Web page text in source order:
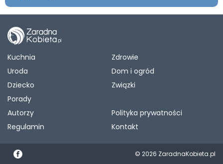
Kuchnia
Zdrowie
Uroda
Dom i ogród
Dziecko
Związki
Porady
Autorzy
Polityka prywatności
Regulamin
Kontakt
© 2026 ZaradnaKobieta.pl